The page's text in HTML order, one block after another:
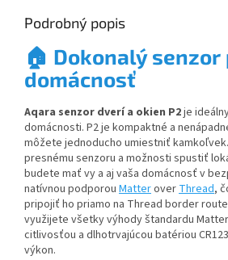
Podrobný popis
🏠 Dokonalý senzor
domácnosť
Aqara senzor dverí a okien P2je
domácnosti. P2 je kompaktné a
môžete jednoducho umiestniť
presnému senzoru a možnosti spustiť
budete mať vy a aj vaša domácnosť v
natívnou podporou Matterover Thread,
pripojiť ho priamo na Thread border
využijete všetky výhody štandardu
citlivosťou a dlhotrvajúcou batériou
výkon.